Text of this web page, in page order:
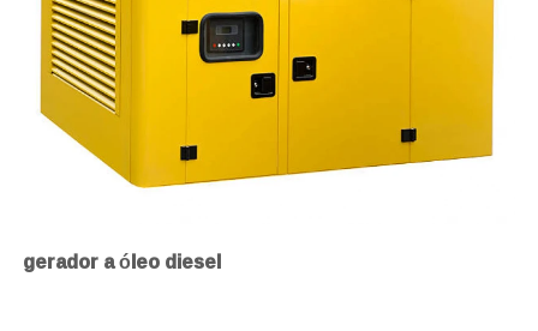
gerador a óleo diesel